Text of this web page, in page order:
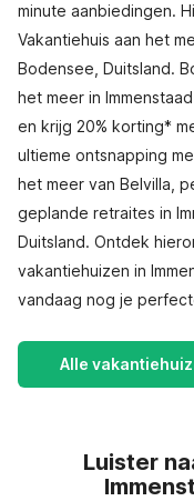
minute aanbiedingen.
Vakantiehuis aan het
Bodensee, Duitsland.
het meer in
en krijg 20% korting*
ultieme ontsnapping
het meer van Belvilla,
geplande retraites in
Duitsland. Ontdek
vakantiehuizen in
vandaag nog je
Alle
Luister